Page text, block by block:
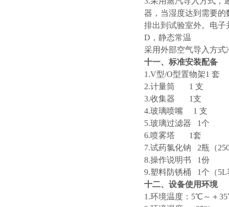
器，当湿度达到需要
排出到试验室外。电子
D，静态常温
采用外部空气导入方
十一、标准安装配备
1.V型/O型置物架1 套
2.计量筒 1 支
3.收集器 1支
4.玻璃喷嘴 1 支
5.玻璃过滤器 1个
6.喷雾塔 1套
7.试药氯化钠 2瓶（
8.操作说明书 1份
9.塑料防锈桶 1个（5L
十二、设备使用环境
1.环境温度：5℃～＋